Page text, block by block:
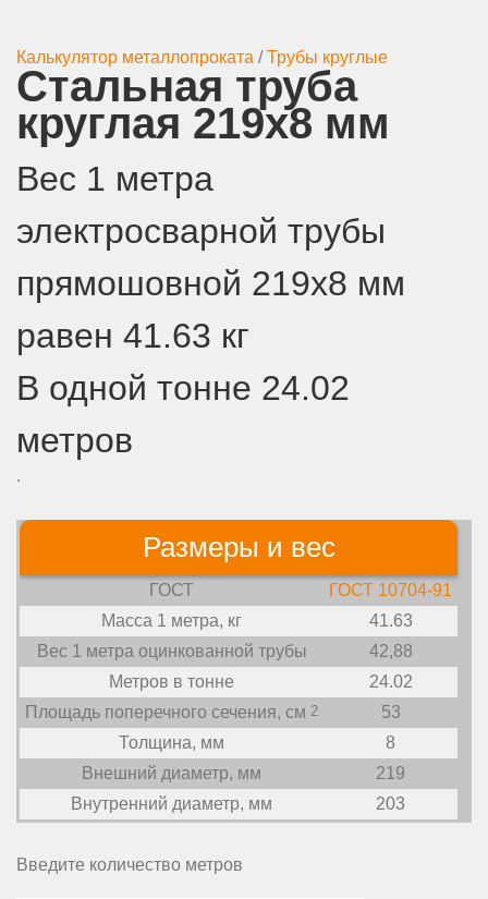
Калькулятор металлопроката /Трубы круглые
Стальная труба
круглая 219х8 мм
Вес 1 метра
электросварной трубы
прямошовной 219х8 мм
равен 41.63 кг
В одной тонне 24.02
метров
.
Размеры и вес
ГОСТ
ГОСТ 10704-91
Масса 1 метра, кг
41.63
Вес 1 метра оцинкованной трубы
42,88
Метров в тонне
24.02
Площадь поперечного сечения, см 2
53
Толщина, мм
8
Внешний диаметр, мм
219
Внутренний диаметр, мм
203
Введите количество метров